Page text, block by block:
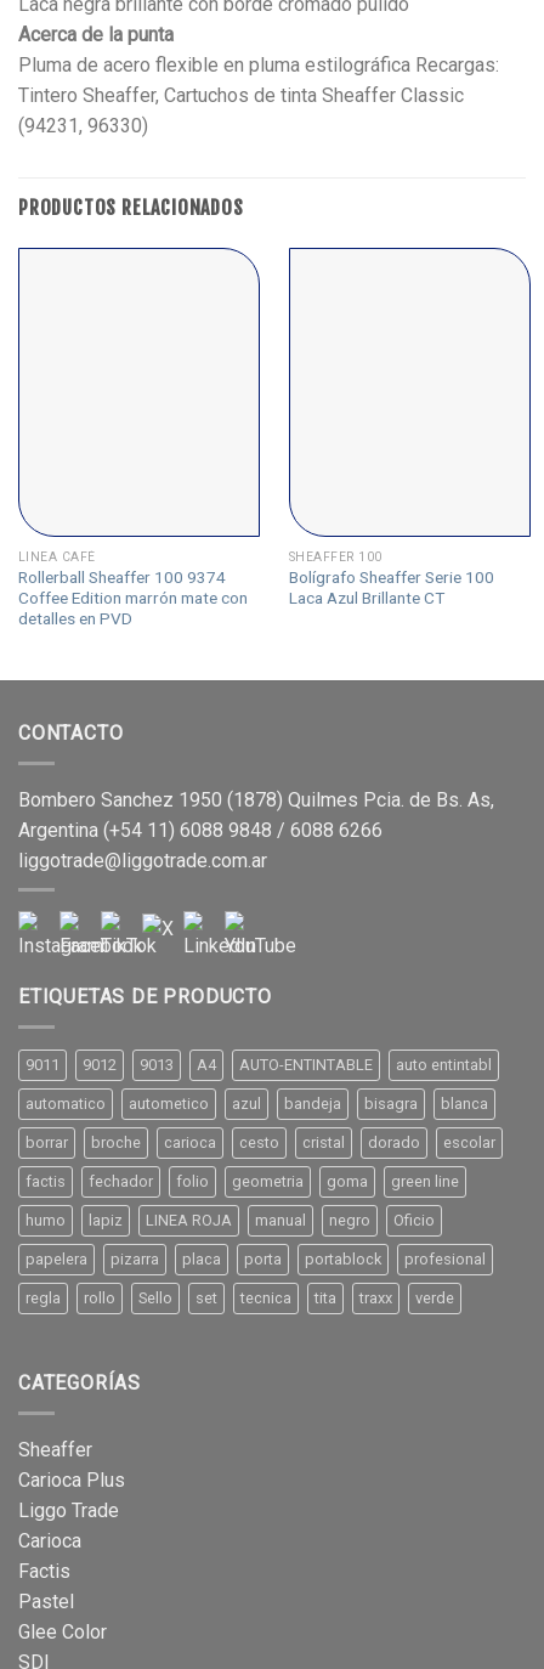
Acerca de la punta
Pluma de acero flexible en pluma estilográfica Recargas:
Tintero Sheaffer, Cartuchos de tinta Sheaffer Classic
(94231, 96330)
PRODUCTOS RELACIONADOS
LINEA CAFÉ
Rollerball Sheaffer 100 9374
Coffee Edition marrón mate con
detalles en PVD
SHEAFFER 100
Bolígrafo Sheaffer Serie 100
Laca Azul Brillante CT
CONTACTO
Bombero Sanchez 1950 (1878) Quilmes Pcia. de Bs. As,
Argentina (+54 11) 6088 9848 / 6088 6266
liggotrade@liggotrade.com.ar
ETIQUETAS DE PRODUCTO
9011 9012 9013 A4 AUTO-ENTINTABLE auto entintabl
automatico autometico azul bandeja bisagra blanca
borrar broche carioca cesto cristal dorado escolar
factis fechador folio geometria goma green line
humo lapiz LINEA ROJA manual negro Oficio
papelera pizarra placa porta portablock profesional
regla rollo Sello set tecnica tita traxx verde
CATEGORÍAS
Sheaffer
Carioca Plus
Liggo Trade
Carioca
Factis
Pastel
Glee Color
SDI